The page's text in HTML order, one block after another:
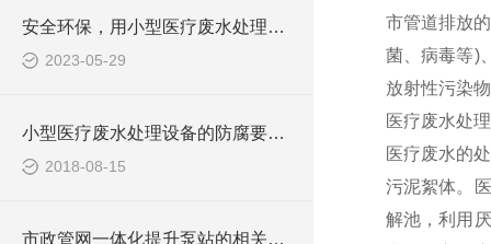
安全环保，用小型医疗废水处理设备
2023-05-29
小型医疗废水处理设备的防腐要求你做到了吗
2018-08-15
市政管网一体化提升泵站的相关知识介绍
市管道排放
菌、病毒等)
放射性污染
医疗废水处
医疗废水的
污泥絮体。
解池，利用